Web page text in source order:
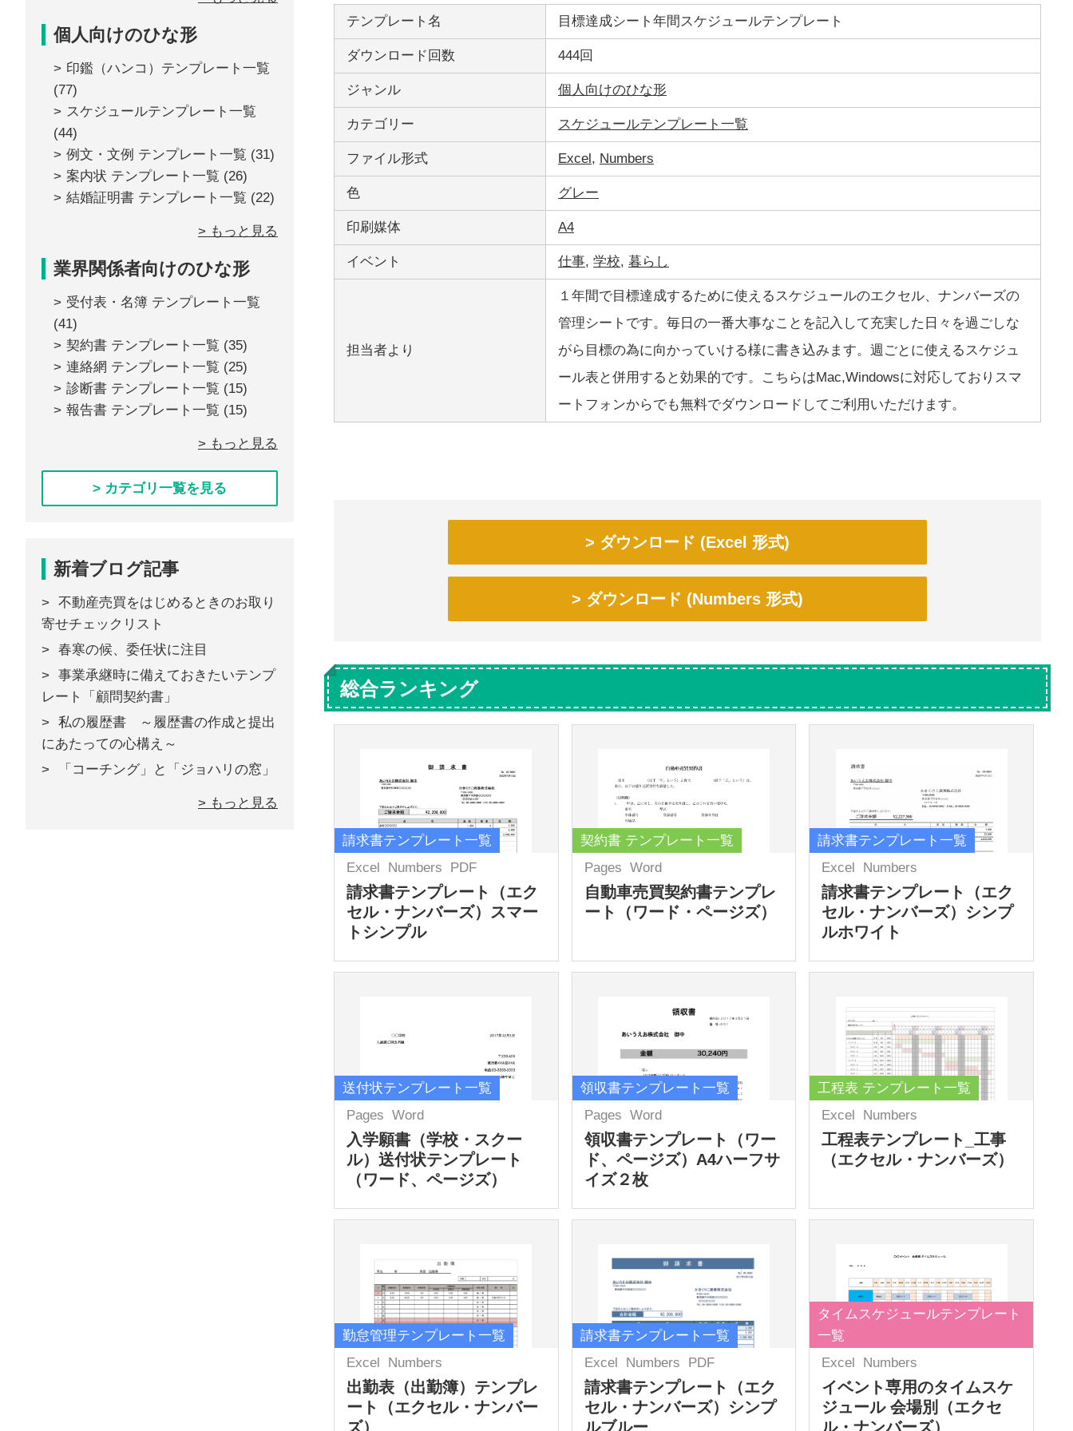
テンプレート名 目標達成シート年間スケジュールテンプレート
ダウンロード回数 444回
ジャンル 個人向けのひな形
カテゴリー スケジュールテンプレート一覧
ファイル形式 Excel , Numbers
色 グレー
印刷媒体 A4
イベント 仕事, 学校, 暮らし
担当者より
１年間で目標達成するために使えるスケジュールのエクセル、ナンバーズの
管理シートです。毎日の一番大事なことを記入して充実した日々を過ごしな
がら目標の為に向かっていける様に書き込みます。週ごとに使えるスケジュ
ール表と併用すると効果的です。こちらはMac,Windowsに対応しておりスマ
ートフォンからでも無料でダウンロードしてご利用いただけます。
ダウンロード (Excel 形式)
ダウンロード (Numbers 形式)
総合ランキング
請求書テンプレート一覧
Excel
Numbers PDF
請求書テンプレート（エク
セル・ナンバーズ）スマー
トシンプル
契約書 テンプレート一覧
Pages Word
自動車売買契約書テンプレ
ート（ワード・ページズ）
請求書テンプレート一覧
Excel
Numbers
請求書テンプレート（エク
セル・ナンバーズ）シンプ
ルホワイト
送付状テンプレート一覧
Pages Word
入学願書（学校・スクー
ル）送付状テンプレート
（ワード、ページズ）
領収書テンプレート一覧
Pages Word
領収書テンプレート（ワー
ド、ページズ）A4ハーフサ
イズ２枚
工程表 テンプレート一覧
Excel
Numbers
工程表テンプレート_工事
（エクセル・ナンバーズ）
勤怠管理テンプレート一覧
Excel
Numbers
出勤表（出勤簿）テンプレ
ート（エクセル・ナンバー
ズ）
請求書テンプレート一覧
Excel
Numbers PDF
請求書テンプレート（エク
セル・ナンバーズ）シンプ
ルブルー
タイムスケジュールテンプレート
一覧
Excel
Numbers
イベント専用のタイムスケ
ジュール 会場別（エクセ
ル・ナンバーズ）
個人向けのひな形
印鑑（ハンコ）テンプレート一覧
(77)
スケジュールテンプレート一覧
(44)
例文・文例 テンプレート一覧 (31)
案内状 テンプレート一覧 (26)
結婚証明書 テンプレート一覧 (22)
> もっと見る
業界関係者向けのひな形
受付表・名簿 テンプレート一覧
(41)
契約書 テンプレート一覧 (35)
連絡網 テンプレート一覧 (25)
診断書 テンプレート一覧 (15)
報告書 テンプレート一覧 (15)
> もっと見る
> カテゴリ一覧を見る
新着ブログ記事
不動産売買をはじめるときのお取り
寄せチェックリスト
春寒の候、委任状に注目
事業承継時に備えておきたいテンプ
レート「顧問契約書」
私の履歴書 ～履歴書の作成と提出
にあたっての心構え～
「コーチング」と「ジョハリの窓」
> もっと見る